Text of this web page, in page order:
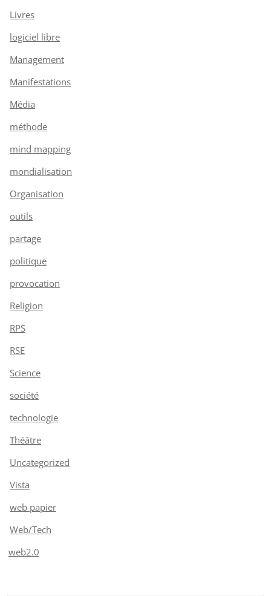
Livres
logiciel libre
Management
Manifestations
Média
méthode
mind mapping
mondialisation
Organisation
outils
partage
politique
provocation
Religion
RPS
RSE
Science
société
technologie
Théâtre
Uncategorized
Vista
web papier
Web/Tech
web2.0